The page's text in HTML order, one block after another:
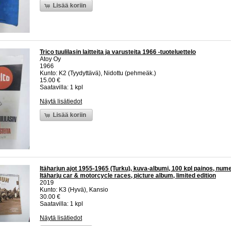
Lisää koriin
Trico tuulilasin laitteita ja varusteita 1966 -tuoteluettelo
Atoy Oy
1966
Kunto: K2 (Tyydyttävä), Nidottu (pehmeäk.)
15.00 €
Saatavilla: 1 kpl
Näytä lisätiedot
Lisää koriin
Itäharjun ajot 1955-1965 (Turku), kuva-albumi, 100 kpl painos,
Itäharju car & motorcycle races, picture album, limited edition
2019
Kunto: K3 (Hyvä), Kansio
30.00 €
Saatavilla: 1 kpl
Näytä lisätiedot